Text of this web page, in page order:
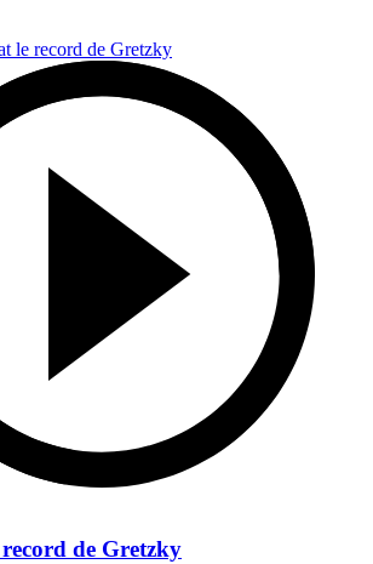
de Gretzky